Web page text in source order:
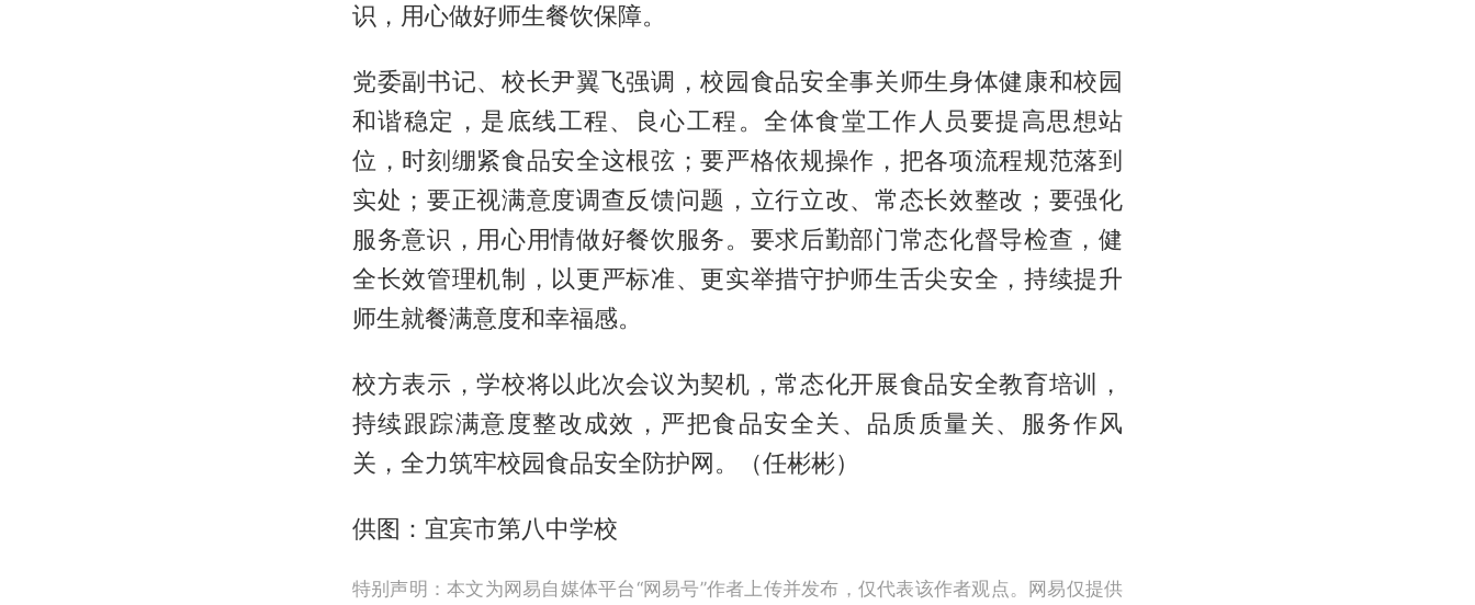
识，用心做好师生餐饮保障。
党委副书记、校长尹翼飞强调，校园食品安全事关师生身体健康和校园
和谐稳定，是底线工程、良心工程。全体食堂工作人员要提高思想站
位，时刻绷紧食品安全这根弦；要严格依规操作，把各项流程规范落到
实处；要正视满意度调查反馈问题，立行立改、常态长效整改；要强化
服务意识，用心用情做好餐饮服务。要求后勤部门常态化督导检查，健
全长效管理机制，以更严标准、更实举措守护师生舌尖安全，持续提升
师生就餐满意度和幸福感。
校方表示，学校将以此次会议为契机，常态化开展食品安全教育培训，
持续跟踪满意度整改成效，严把食品安全关、品质质量关、服务作风
关，全力筑牢校园食品安全防护网。（任彬彬）
供图：宜宾市第八中学校
特别声明：本文为网易自媒体平台“网易号”作者上传并发布，仅代表该作者观点。网易仅提供